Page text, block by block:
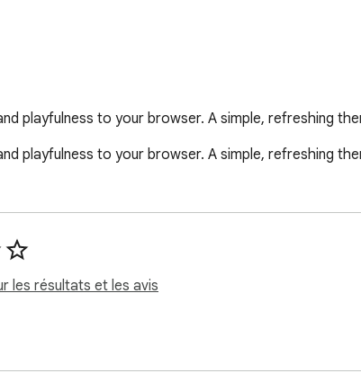
playfulness to your browser. A simple, refreshing
playfulness to your browser. A simple, refreshing
les résultats et les avis